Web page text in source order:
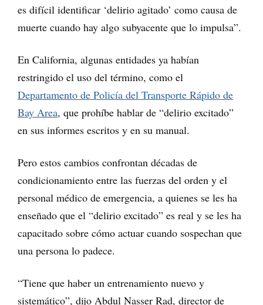
es difícil identificar ‘delirio agitado’ como causa de
muerte cuando hay algo subyacente que lo impulsa”.
En California, algunas entidades ya habían
restringido el uso del término, como el
Departamento de Policía del Transporte Rápido de
Bay Area, que prohíbe hablar de “delirio excitado”
en sus informes escritos y en su manual.
Pero estos cambios confrontan décadas de
condicionamiento entre las fuerzas del orden y el
personal médico de emergencia, a quienes se les ha
enseñado que el “delirio excitado” es real y se les ha
capacitado sobre cómo actuar cuando sospechan que
una persona lo padece.
“Tiene que haber un entrenamiento nuevo y
sistemático”, dijo Abdul Nasser Rad, director de